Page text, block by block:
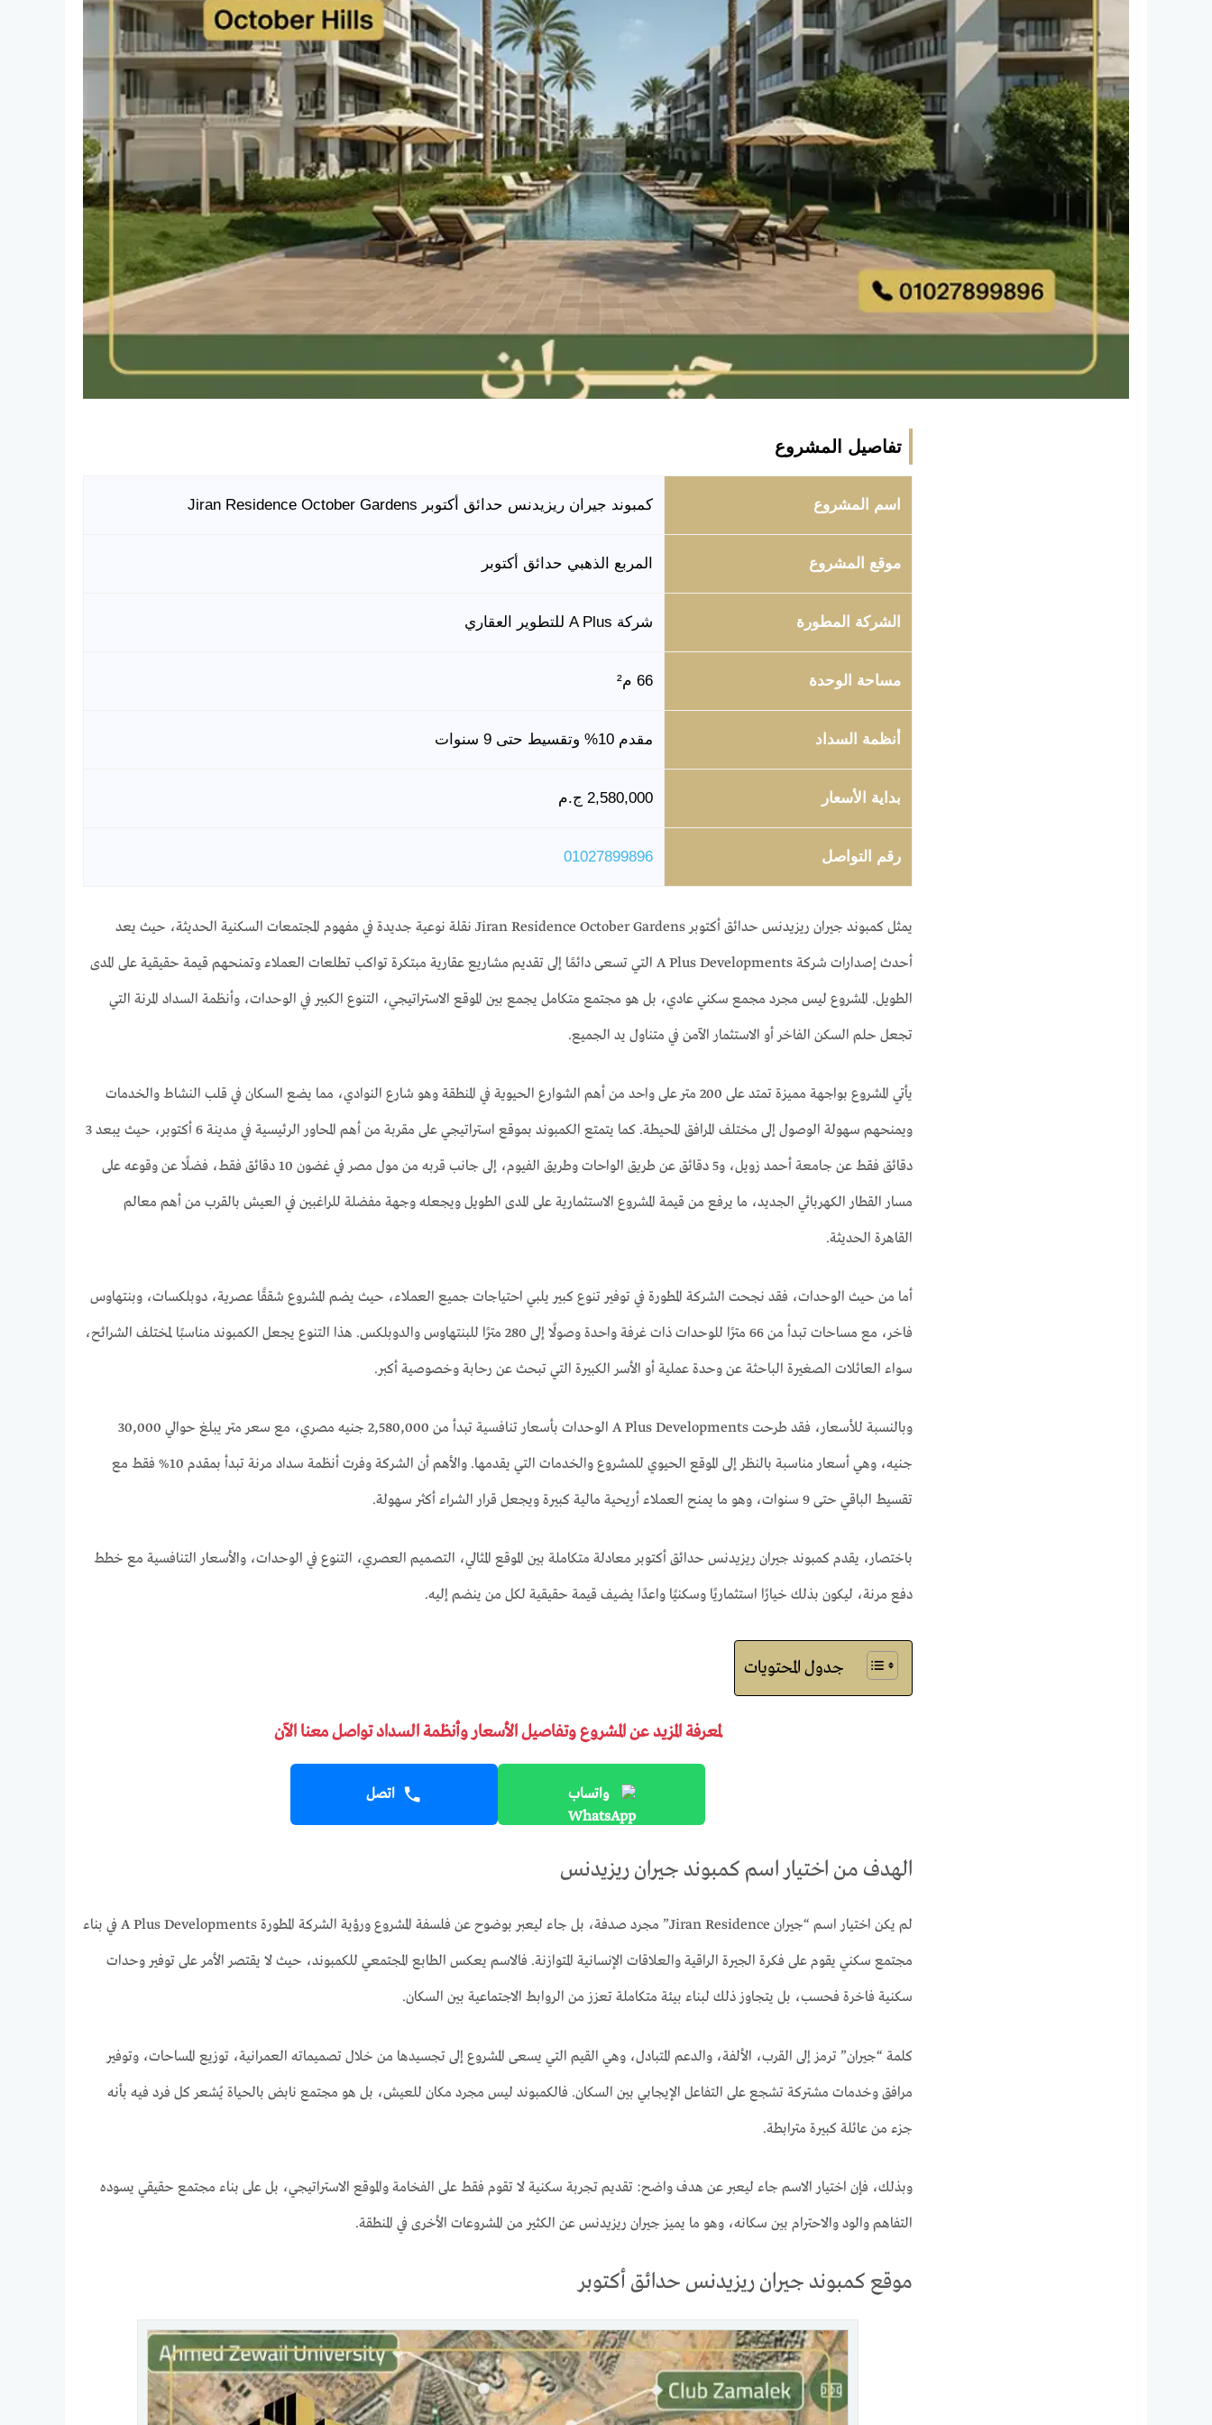
تفاصيل المشروع
اسم المشروع كمبوند جيران ريزيدنس حدائق أكتوبر Jiran Residence October Gardens
موقع المشروع المربع الذهبي حدائق أكتوبر
الشركة المطورة شركة A Plus للتطوير العقاري
مساحة الوحدة 66 م²
أنظمة السداد مقدم 10% وتقسيط حتى 9 سنوات
بداية الأسعار 2,580,000 ج.م
رقم التواصل 01027899896
يمثل كمبوند جيران ريزيدنس حدائق أكتوبر Jiran Residence October Gardens نقلة نوعية جديدة في مفهوم المجتمعات السكنية الحديثة، حيث يعد
أحدث إصدارات شركة A Plus Developments التي تسعى دائمًا إلى تقديم مشاريع عقارية مبتكرة تواكب تطلعات العملاء وتمنحهم قيمة حقيقية على المدى
الطويل. المشروع ليس مجرد مجمع سكني عادي، بل هو مجتمع متكامل يجمع بين الموقع الاستراتيجي، التنوع الكبير في الوحدات، وأنظمة السداد المرنة التي
تجعل حلم السكن الفاخر أو الاستثمار الآمن في متناول يد الجميع.
يأتي المشروع بواجهة مميزة تمتد على 200 متر على واحد من أهم الشوارع الحيوية في المنطقة وهو شارع النوادي، مما يضع السكان في قلب النشاط والخدمات
ويمنحهم سهولة الوصول إلى مختلف المرافق المحيطة. كما يتمتع الكمبوند بموقع استراتيجي على مقربة من أهم المحاور الرئيسية في مدينة 6 أكتوبر، حيث يبعد 3
دقائق فقط عن جامعة أحمد زويل، و5 دقائق عن طريق الواحات وطريق الفيوم، إلى جانب قربه من مول مصر في غضون 10 دقائق فقط، فضلًا عن وقوعه على
مسار القطار الكهربائي الجديد، ما يرفع من قيمة المشروع الاستثمارية على المدى الطويل ويجعله وجهة مفضلة للراغبين في العيش بالقرب من أهم معالم
القاهرة الحديثة.
أما من حيث الوحدات، فقد نجحت الشركة المطورة في توفير تنوع كبير يلبي احتياجات جميع العملاء، حيث يضم المشروع شققًا عصرية، دوبلكسات، وبنتهاوس
فاخر، مع مساحات تبدأ من 66 مترًا للوحدات ذات غرفة واحدة وصولًا إلى 280 مترًا للبنتهاوس والدوبلكس. هذا التنوع يجعل الكمبوند مناسبًا لمختلف الشرائح،
سواء العائلات الصغيرة الباحثة عن وحدة عملية أو الأسر الكبيرة التي تبحث عن رحابة وخصوصية أكبر.
وبالنسبة للأسعار، فقد طرحت A Plus Developments الوحدات بأسعار تنافسية تبدأ من 2,580,000 جنيه مصري، مع سعر متر يبلغ حوالي 30,000
جنيه، وهي أسعار مناسبة بالنظر إلى الموقع الحيوي للمشروع والخدمات التي يقدمها. والأهم أن الشركة وفرت أنظمة سداد مرنة تبدأ بمقدم 10% فقط مع
تقسيط الباقي حتى 9 سنوات، وهو ما يمنح العملاء أريحية مالية كبيرة ويجعل قرار الشراء أكثر سهولة.
باختصار، يقدم كمبوند جيران ريزيدنس حدائق أكتوبر معادلة متكاملة بين الموقع المثالي، التصميم العصري، التنوع في الوحدات، والأسعار التنافسية مع خطط
دفع مرنة، ليكون بذلك خيارًا استثماريًا وسكنيًا واعدًا يضيف قيمة حقيقية لكل من ينضم إليه.
جدول المحتويات
لمعرفة المزيد عن المشروع وتفاصيل الأسعار وأنظمة السداد تواصل معنا الآن
واتساب اتصل
الهدف من اختيار اسم كمبوند جيران ريزيدنس
لم يكن اختيار اسم “جيران Jiran Residence” مجرد صدفة، بل جاء ليعبر بوضوح عن فلسفة المشروع ورؤية الشركة المطورة A Plus Developments في بناء
مجتمع سكني يقوم على فكرة الجيرة الراقية والعلاقات الإنسانية المتوازنة. فالاسم يعكس الطابع المجتمعي للكمبوند، حيث لا يقتصر الأمر على توفير وحدات
سكنية فاخرة فحسب، بل يتجاوز ذلك لبناء بيئة متكاملة تعزز من الروابط الاجتماعية بين السكان.
كلمة “جيران” ترمز إلى القرب، الألفة، والدعم المتبادل، وهي القيم التي يسعى المشروع إلى تجسيدها من خلال تصميماته العمرانية، توزيع المساحات، وتوفير
مرافق وخدمات مشتركة تشجع على التفاعل الإيجابي بين السكان. فالكمبوند ليس مجرد مكان للعيش، بل هو مجتمع نابض بالحياة يُشعر كل فرد فيه بأنه
جزء من عائلة كبيرة مترابطة.
وبذلك، فإن اختيار الاسم جاء ليعبر عن هدف واضح: تقديم تجربة سكنية لا تقوم فقط على الفخامة والموقع الاستراتيجي، بل على بناء مجتمع حقيقي يسوده
التفاهم والود والاحترام بين سكانه، وهو ما يميز جيران ريزيدنس عن الكثير من المشروعات الأخرى في المنطقة.
موقع كمبوند جيران ريزيدنس حدائق أكتوبر